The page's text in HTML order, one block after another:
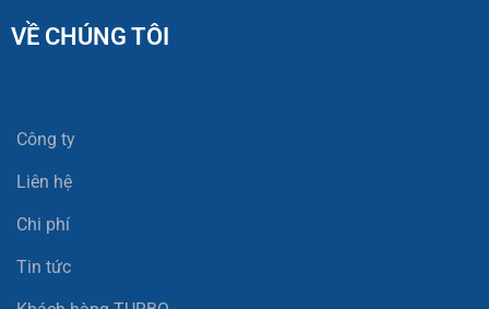
VỀ CHÚNG TÔI
Công ty
Liên hệ
Chi phí
Tin tức